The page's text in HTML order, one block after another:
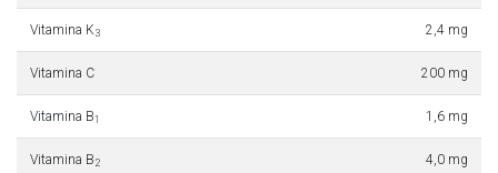
Vitamina K3 2,4 mg
Vitamina C 200 mg
Vitamina B1 1,6 mg
Vitamina B2 4,0 mg